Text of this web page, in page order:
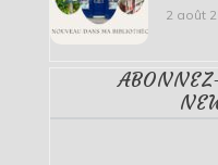
2 août